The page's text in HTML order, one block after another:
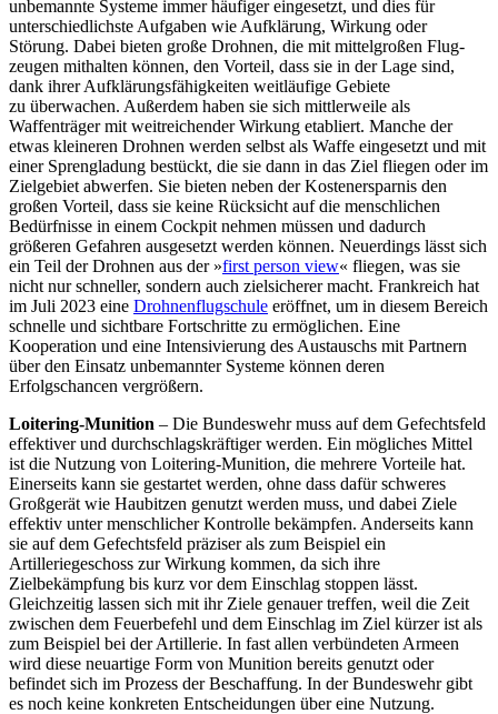
unbemannte Systeme immer häufiger eingesetzt, und dies für
unterschiedlichste Aufgaben wie Aufklärung, Wirkung oder
Störung. Dabei bieten große Drohnen, die mit mittelgroßen Flug­
zeugen mithalten können, den Vorteil, dass sie in der Lage sind,
dank ihrer Auf­klärungsfähigkeiten weitläufige Gebiete
zu überwachen. Außerdem haben sie sich mittlerweile als
Waffenträger mit weit­reichender Wirkung etabliert. Manche der
etwas kleineren Drohnen werden selbst als Waffe eingesetzt und mit
einer Spreng­ladung bestückt, die sie dann in das Ziel fliegen oder im
Zielgebiet abwerfen. Sie bie­ten neben der Kostenersparnis den
großen Vorteil, dass sie keine Rücksicht auf die menschlichen
Bedürfnisse in einem Cockpit nehmen müssen und dadurch
größeren Gefahren ausgesetzt werden können. Neu­erdings lässt sich
ein Teil der Drohnen aus der »first person view« fliegen, was sie
nicht nur schneller, sondern auch zielsicherer macht. Frankreich hat
im Juli 2023 eine Drohnenflugschule eröffnet, um in diesem Bereich
schnelle und sichtbare Fortschritte zu ermöglichen. Eine
Kooperation und eine Intensivierung des Austauschs mit Partnern
über den Einsatz unbemannter Systeme können deren
Erfolgschancen vergrößern.
Loitering-Munition – Die Bundeswehr muss auf dem Gefechtsfeld
effektiver und durchschlagskräftiger werden. Ein mög­liches Mittel
ist die Nutzung von Loitering-Munition, die mehrere Vorteile hat.
Einer­seits kann sie gestartet werden, ohne dass dafür schweres
Großgerät wie Haubitzen genutzt werden muss, und dabei Ziele
effektiv unter menschlicher Kontrolle bekämpfen. Anderseits kann
sie auf dem Gefechtsfeld präziser als zum Beispiel ein
Artilleriegeschoss zur Wirkung kommen, da sich ihre
Zielbekämpfung bis kurz vor dem Einschlag stoppen lässt.
Gleichzeitig lassen sich mit ihr Ziele genauer treffen, weil die Zeit
zwischen dem Feuerbefehl und dem Einschlag im Ziel kürzer ist als
zum Beispiel bei der Artillerie. In fast allen ver­bündeten Armeen
wird diese neuartige Form von Munition bereits genutzt oder
befindet sich im Prozess der Beschaffung. In der Bundeswehr gibt
es noch keine kon­kreten Entscheidungen über eine Nutzung.